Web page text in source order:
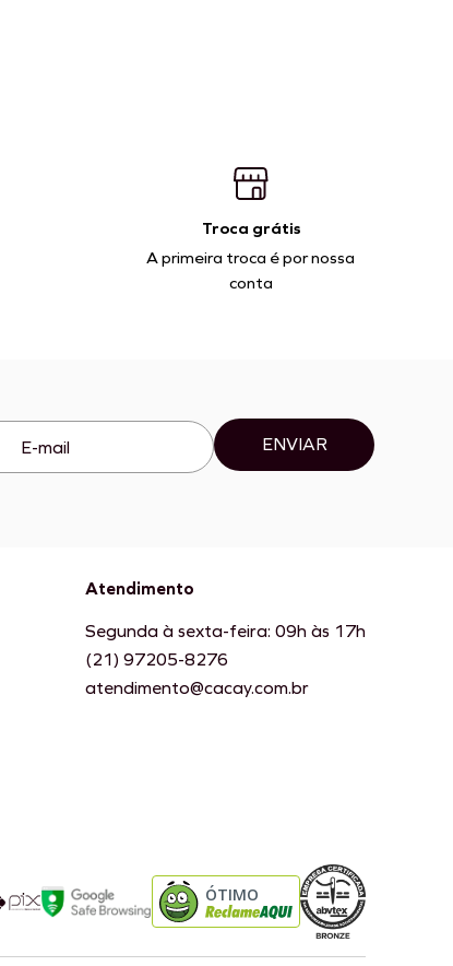
Troca grátis
A primeira troca é por nossa
conta
ENVIAR
Atendimento
Segunda à sexta-feira: 09h às 17h
(21) 97205-8276
atendimento@cacay.com.br
ÓTIMO